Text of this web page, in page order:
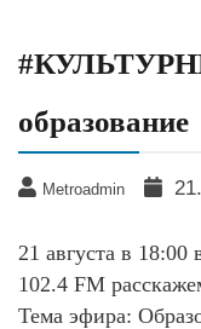
образование
Metroadmin
21 августа в
102.4 FM
Тема эфира: